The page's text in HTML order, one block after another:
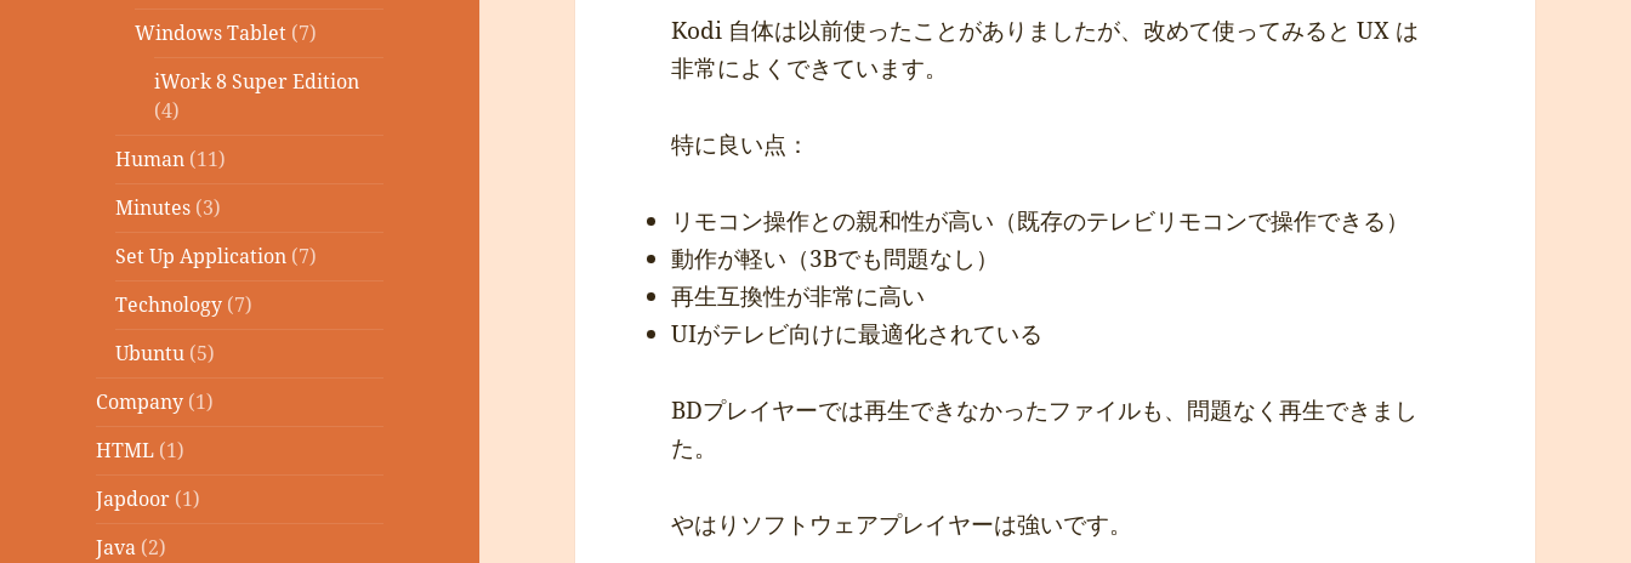
Windows Tablet (7)
iWork 8 Super Edition
(4)
Human (11)
Minutes (3)
Set Up Application (7)
Technology (7)
Ubuntu (5)
Company (1)
HTML (1)
Japdoor (1)
Java (2)
Kodi 自体は以前使ったことがありましたが、改めて使ってみると UX は
非常によくできています。
特に良い点：
リモコン操作との親和性が高い（既存のテレビリモコンで操作できる）
動作が軽い（3Bでも問題なし）
再生互換性が非常に高い
UIがテレビ向けに最適化されている
BDプレイヤーでは再生できなかったファイルも、問題なく再生できまし
た。
やはりソフトウェアプレイヤーは強いです。